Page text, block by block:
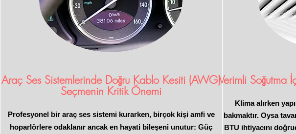
Araç Ses Sistemlerinde Doğru Kablo Kesiti (AWG)
Seçmenin Kritik Önemi
Profesyonel bir araç ses sistemi kurarken, birçok kişi amfi ve
hoparlörlere odaklanır ancak en hayati bileşeni unutur: Güç
Verimli Soğutma
Klima alırken
bakmaktır. Oysa
BTU ihtiyacını